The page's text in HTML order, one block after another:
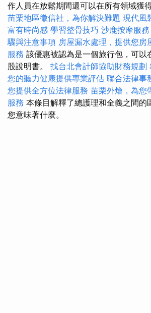
作人員在放鬆期間還可以在所有領域獲
苗栗地區徵信社，為你解決難題 現代風
富有時尚感 學習整骨技巧 沙鹿按摩服務
驟與注意事項 房屋漏水處理，提供您房
服務 該優惠被認為是一個旅行包，可以
股說明書。 找台北會計師協助財務規劃
您的聽力健康提供專業評估 聯合法律事
您提供全方位法律服務 苗栗外燴，為您
服務 本條目解釋了總護理和全義之間的
您意味著什麼。